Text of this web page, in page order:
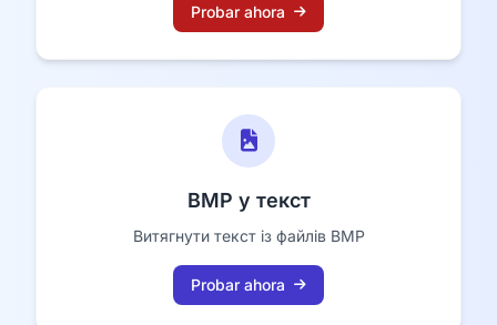
Probar ahora
BMP у текст
Витягнути текст із файлів BMP
Probar ahora